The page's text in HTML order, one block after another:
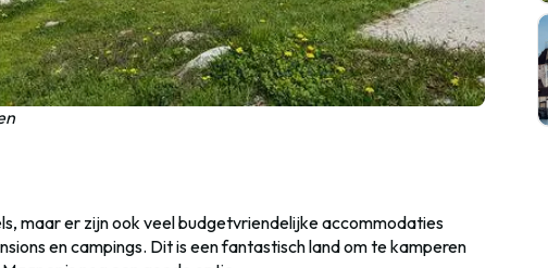
maar er zijn ook veel budgetvriendelijke accommodaties
en campings. Dit is een fantastisch land om te kamperen